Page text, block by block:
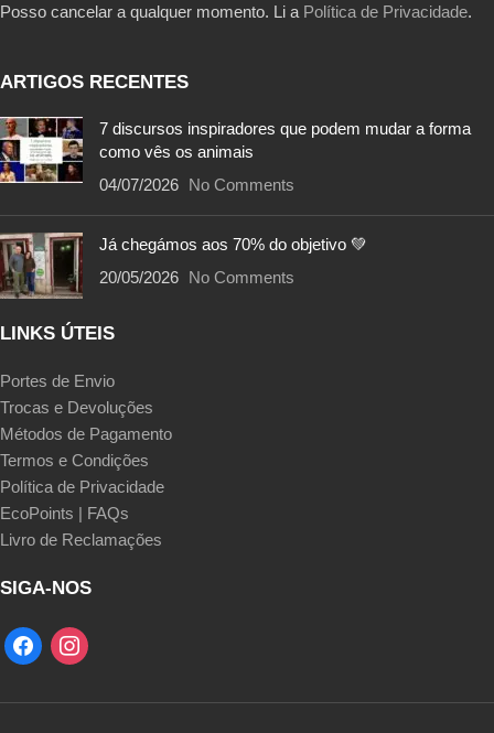
Posso cancelar a qualquer momento. Li a Política de Privacidade.
ARTIGOS RECENTES
7 discursos inspiradores que podem mudar a forma
como vês os animais
04/07/2026 No Comments
Já chegámos aos 70% do objetivo 💚
20/05/2026 No Comments
LINKS ÚTEIS
Portes de Envio
Trocas e Devoluções
Métodos de Pagamento
Termos e Condições
Política de Privacidade
EcoPoints | FAQs
Livro de Reclamações
SIGA-NOS